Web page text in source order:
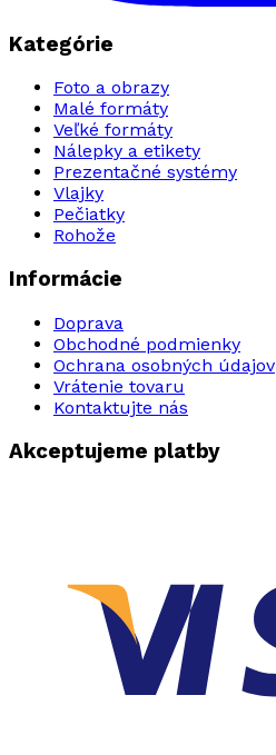
Kategórie
Foto a obrazy
Malé formáty
Veľké formáty
Nálepky a etikety
Prezentačné systémy
Vlajky
Pečiatky
Rohože
Informácie
Doprava
Obchodné podmienky
Ochrana osobných údajov
Vrátenie tovaru
Kontaktujte nás
Akceptujeme platby